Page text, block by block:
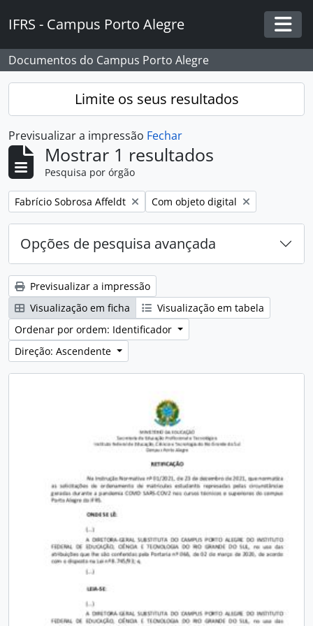
IFRS - Campus Porto Alegre
Documentos do Campus Porto Alegre
Limite os seus resultados
Previsualizar a impressão Fechar
Mostrar 1 resultados
Pesquisa por órgão
Remover filtro:
Fabrício Sobrosa Affeldt Remover filtro:
Com objeto digital
Opções de pesquisa avançada
Previsualizar a impressão
Visualização em ficha
Visualização em tabela
Ordenar por ordem: Identificador
Direção: Ascendente